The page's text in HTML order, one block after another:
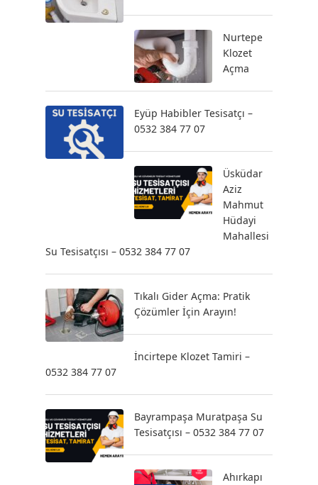
Nurtepe
Klozet
Açma
Eyüp Habibler Tesisatçı –
0532 384 77 07
Üsküdar
Aziz
Mahmut
Hüdayi
Mahallesi
Su Tesisatçısı – 0532 384 77 07
Tıkalı Gider Açma: Pratik
Çözümler İçin Arayın!
İncirtepe Klozet Tamiri –
0532 384 77 07
Bayrampaşa Muratpaşa Su
Tesisatçısı – 0532 384 77 07
Ahırkapı